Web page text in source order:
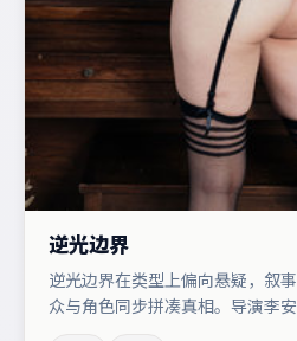
逆光边界
逆光边界在类型上偏向悬疑，叙
众与角色同步拼凑真相。导演李